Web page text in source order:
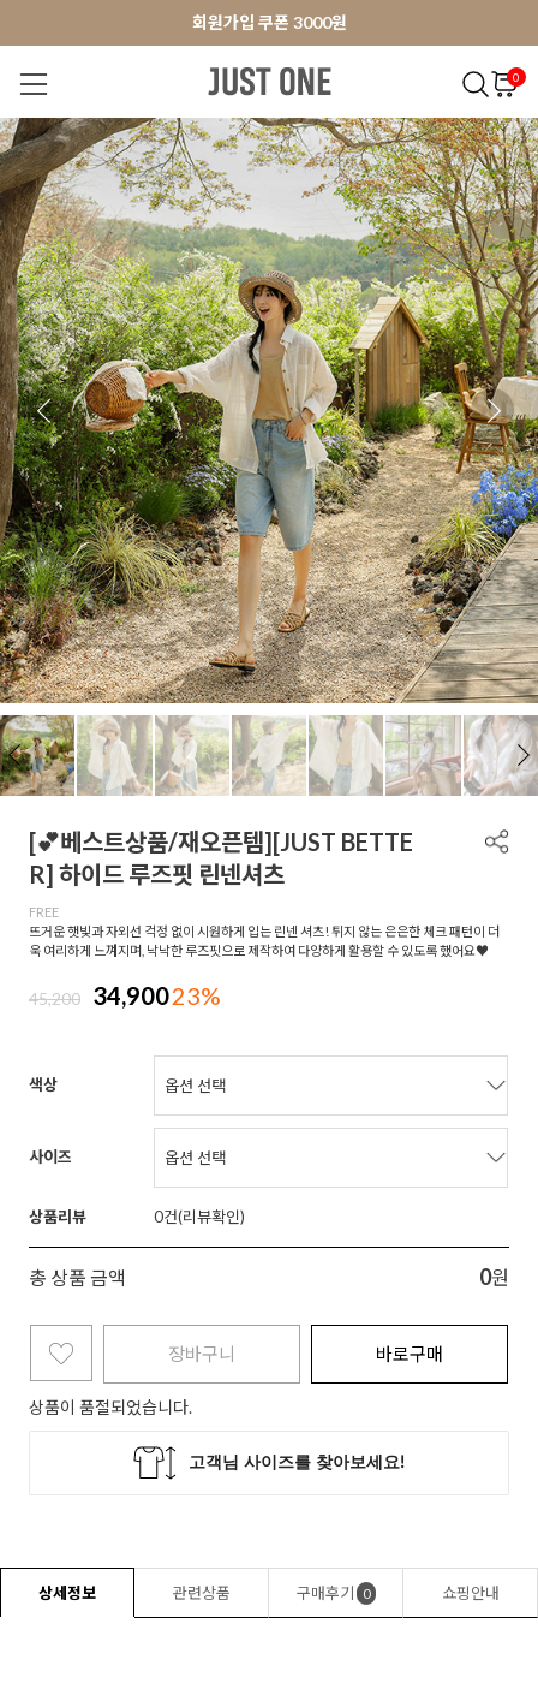
앱 다운로드 10% 할인쿠폰
회원가입 쿠폰 3000원
앱 다운로드 10% 할인쿠폰
0
NEW 7% BEST 오늘출발 MADE . J 상의 팬츠 아
[💕베스트상품/재오픈템][JUST BETTE
R] 하이드 루즈핏 린넨셔츠
FREE
뜨거운 햇빛과 자외선 걱정 없이 시원하게 입는 린넨 셔츠! 튀지 않는 은은한 체크 패턴이 더
욱 여리하게 느껴지며, 낙낙한 루즈핏으로 제작하여 다양하게 활용할 수 있도록 했어요♥
45,200 34,90023%
색상
사이즈
상품리뷰 0
총 상품 금액 0원
장바구니 바로구매
상품이 품절되었습니다.
상세정보 관련상품 구매후기 0 쇼핑안내